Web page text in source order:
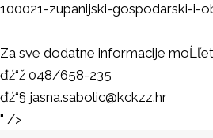
100021-zupanijski-gospodarski-i-
Za sve dodatne informacije
đź“ž 048/658-235
đź“§ jasna.sabolic@kckzz.hr
" />